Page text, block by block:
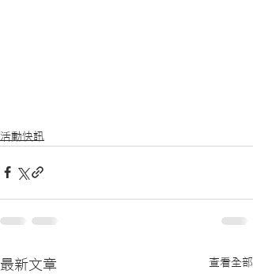
活動快訊
最新文章 查看全部